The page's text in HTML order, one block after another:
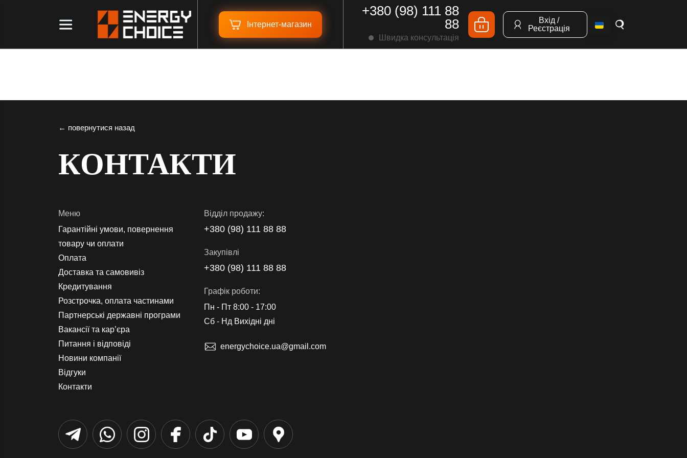
Iнтернет-магазин
+380 (98) 111 88
88
Швидка консультація
Вхід /
Реєстрація
← повернутися назад
КОНТАКТИ
Меню
Гарантійні умови, повернення
товару чи оплати
Оплата
Доставка та самовивіз
Кредитування
Розстрочка, оплата частинами
Партнерські державні програми
Вакансії та кар’єра
Питання і відповіді
Новини компанії
Відгуки
Контакти
Вiддiл продажу:
+380 (98) 111 88 88
Закупівлі
+380 (98) 111 88 88
Графік роботи:
Пн - Пт 8:00 - 17:00
Сб - Нд Вихідні дні
energychoice.ua@gmail.com